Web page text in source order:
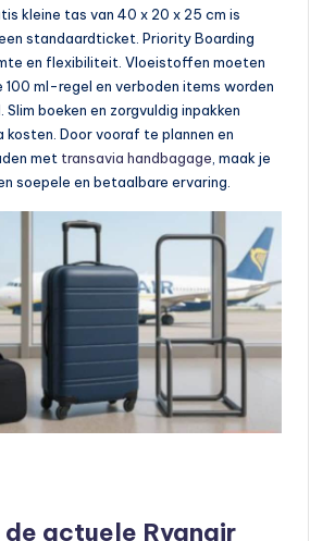
kleine tas van 40 x 20 x 25 cm is
standaardticket. Priority Boarding
en flexibiliteit. Vloeistoffen moeten
100 ml-regel en verboden items worden
boeken en zorgvuldig inpakken
kosten. Door vooraf te plannen en
met transavia handbagage , maak je
soepele en betaalbare ervaring.
actuele Ryanair